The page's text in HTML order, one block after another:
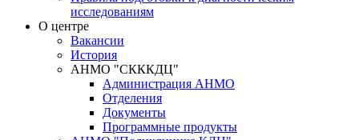
исследованиям
О центре
Вакансии
История
АНМО "СКККДЦ"
Администрация АНМО
Отделения
Документы
Программные продукты